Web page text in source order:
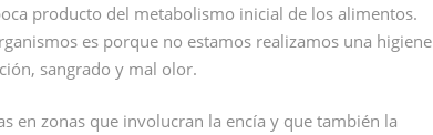
producto del metabolismo inicial de los alimentos.
es porque no estamos realizamos una higiene
sangrado y mal olor.
en zonas que involucran la encía y que también la